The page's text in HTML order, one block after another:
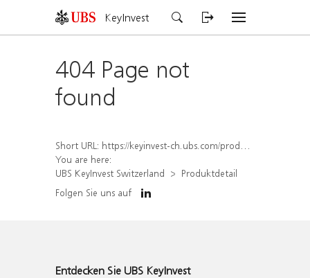
KeyInvest
404 Page not
found
Short URL: https://keyinvest-ch.ubs.com/produkt/detail/index/isin/CH1581942740
You are here:
UBS KeyInvest Switzerland
Produktdetail
Folgen Sie uns auf
Entdecken Sie UBS KeyInvest